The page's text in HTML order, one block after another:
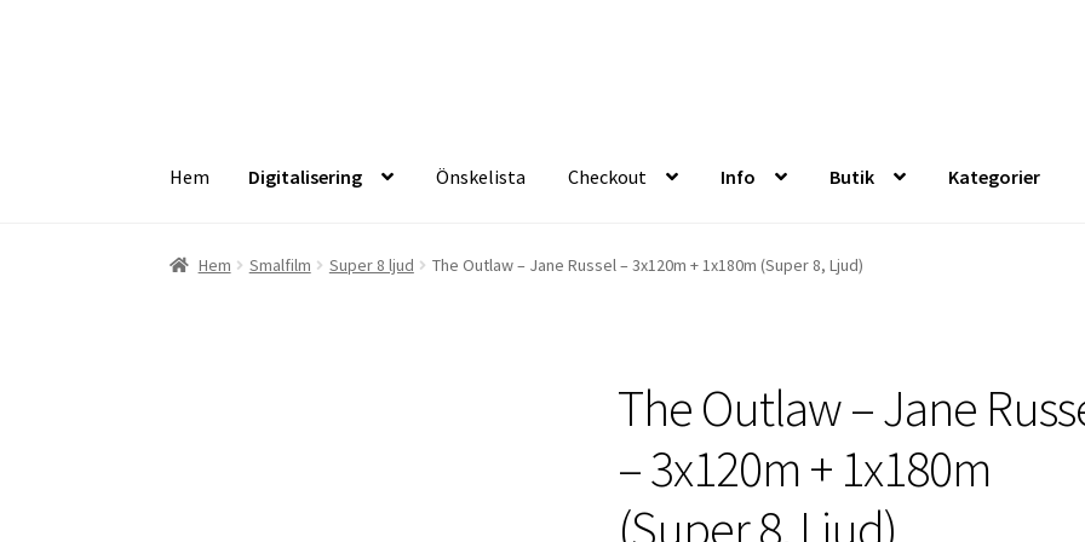
Hem Digitalisering Önskelista Checkout Info Butik Kategorier
Hem Digitalisering Önskelista Checkout Info Butik Kategorier
Hem Smalfilm Super 8 ljud The Outlaw – Jane Russel – 3x120m + 1x180m (Super 8, Ljud)
The Outlaw – Jane
– 3x120m + 1x180m
(Super 8, Ljud)